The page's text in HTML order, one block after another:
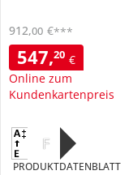
547,20 €
Online zum
Kundenkartenpreis
912,00 €***
F
PRODUKTDATENBLATT